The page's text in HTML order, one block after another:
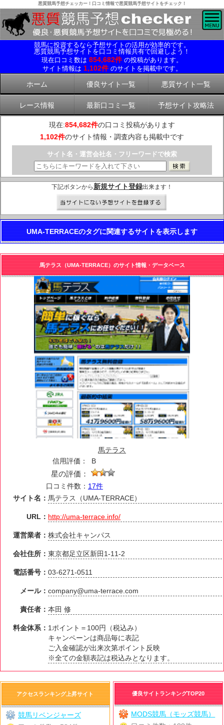
悪質競馬予想チェッカー！口コミ情報で悪質競馬予想サイトをチェック！
競馬に投資するなら予想サイトの活用が効率的です。
悪質競馬予想サイトを口コミ情報共有で回避しよう！
現在口コミ数は 854,682件 の投稿があります。
サイト情報は 1,102件 のサイトを掲載中です。
ホーム 優良サイト一覧 悪質サイト一覧
レース情報 最新口コミ一覧 予想サイト攻略法
現在:854,682件の口コミ投稿があります
1,102件のサイト情報・調査内容も掲載中です
サイト名・運営会社名・フリーワードで検索
下記ボタンから 新規サイト登録出来ます！
UMA-TERRACEのタグに関連するサイトを表示します
馬テラス（UMA-TERRACE）のサイト情報・データベース
馬テラス
信用評価：
B
星の評価：
口コミ件数： 17件
サイト名： 馬テラス（UMA-TERRACE）
URL： http://uma-terrace.info/
運営業者：株式会社キャンパス
会社住所：東京都足立区新田1-11-2
電話番号：03-6271-0511
メール：company@uma-terrace.com
責任者：本田 修
料金体系： 1ポイント＝100円（税込み）
キャンペーンは商品毎に表記
ご入金確認が出来次第ポイント反映
※全ての金額表記は税込みとなります。
優良サイトランキングTOP20
MODS競馬（モッズ競馬）
アクセスランキング上昇サイト
競馬リベンジャーズ